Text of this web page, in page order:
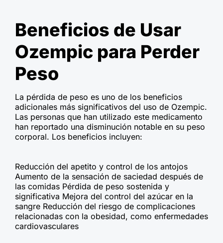
Beneficios de Usar
Ozempic para Perder
Peso
La pérdida de peso es uno de los beneficios
adicionales más significativos del uso de Ozempic.
Las personas que han utilizado este medicamento
han reportado una disminución notable en su peso
corporal. Los beneficios incluyen:
Reducción del apetito y control de los antojos
Aumento de la sensación de saciedad después de
las comidas Pérdida de peso sostenida y
significativa Mejora del control del azúcar en la
sangre Reducción del riesgo de complicaciones
relacionadas con la obesidad, como enfermedades
cardiovasculares